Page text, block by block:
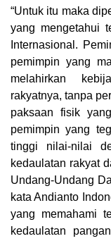
“Untuk itu maka
yang mengetahui
Internasional.
pemimpin yang
melahirkan
rakyatnya, tanpa
paksaan fisik
pemimpin yang
tinggi nilai-nilai
kedaulatan rakyat
Undang-Undang
kata Andianto
yang memahami
kedaulatan